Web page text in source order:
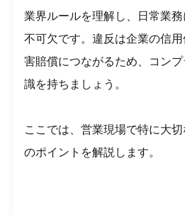
業界ルールを理解し、日常業
不可欠です。違反は企業の信
害賠償につながるため、コン
識を持ちましょう。
ここでは、営業現場で特に大
のポイントを解説します。